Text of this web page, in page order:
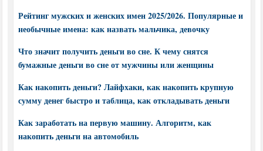
Рейтинг мужских и женских имен 2025/2026. Популярные и
необычные имена: как назвать мальчика, девочку
Что значит получить деньги во сне. К чему снятся
бумажные деньги во сне от мужчины или женщины
Как накопить деньги? Лайфхаки, как накопить крупную
сумму денег быстро и таблица, как откладывать деньги
Как заработать на первую машину. Алгоритм, как
накопить деньги на автомобиль